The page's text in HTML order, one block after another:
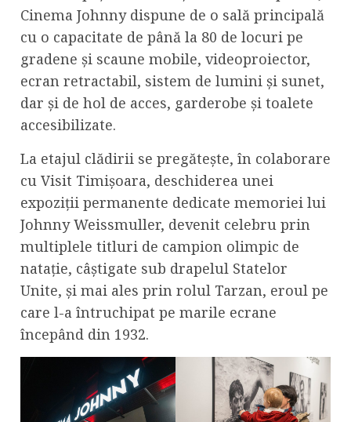
Cinema Johnny dispune de o sală principală
cu o capacitate de până la 80 de locuri pe
gradene și scaune mobile, videoproiector,
ecran retractabil, sistem de lumini și sunet,
dar și de hol de acces, garderobe și toalete
accesibilizate.
La etajul clădirii se pregătește, în colaborare
cu Visit Timișoara, deschiderea unei
expoziții permanente dedicate memoriei lui
Johnny Weissmuller, devenit celebru prin
multiplele titluri de campion olimpic de
natație, câștigate sub drapelul Statelor
Unite, și mai ales prin rolul Tarzan, eroul pe
care l-a întruchipat pe marile ecrane
începând din 1932.